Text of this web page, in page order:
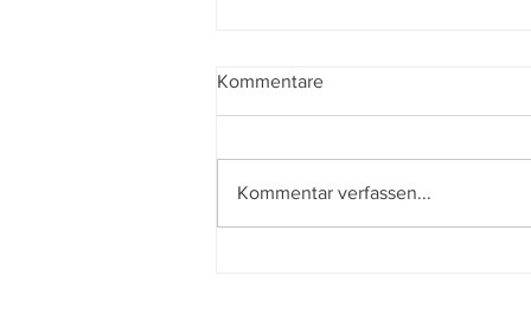
Kommentare
Kommentar verfassen...